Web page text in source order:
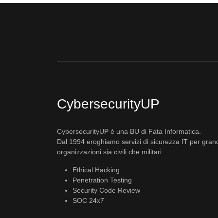
CybersecurityUP
CybersecurityUP è una BU di Fata Informatica.
Dal 1994 eroghiamo servizi di sicurezza IT per
organizzazioni sia civili che militari.
Ethical Hacking
Penetration Testing
Security Code Review
SOC 24x7